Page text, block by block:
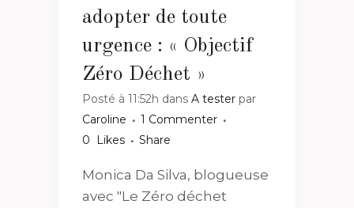
adopter de toute
urgence : « Objectif
Zéro Déchet »
Posté à 11:52h dans A tester par
Caroline
1 Commenter
0
Likes Share
Monica Da Silva, blogueuse
avec "Le Zéro déchet